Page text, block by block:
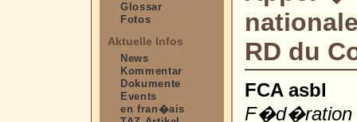
Glossar
Fotos
Aktuelle Infos
News
Kommentar
Dokumente
Events
en fran�ais
RD du
FCA asbl
F�d�ration